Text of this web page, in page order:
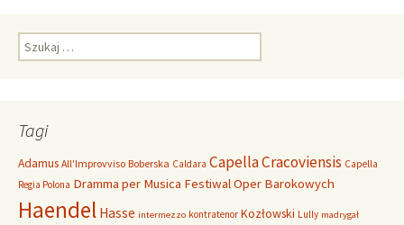
z
Tagi
Adamus All'Improvviso Boberska Caldara Capella Cracoviensis Capella
Regia Polona Dramma per Musica Festiwal Oper Barokowych
Haendel Hasse intermezzo kontratenor Kozłowski Lully madrygał